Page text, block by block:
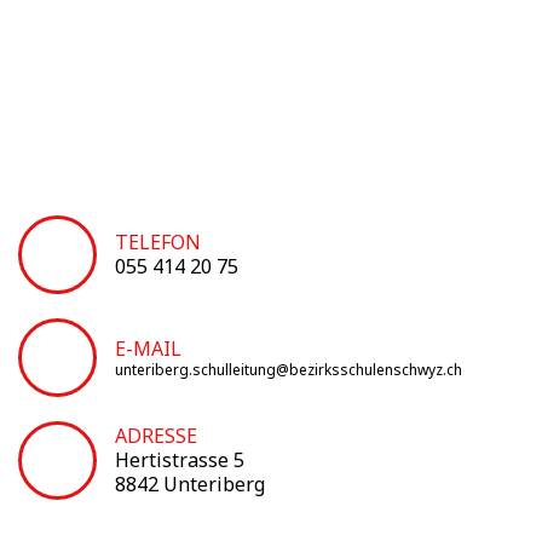
TELEFON
055 414 20 75
E-MAIL
unteriberg.schulleitung@bezirksschulenschwyz.ch
ADRESSE
Hertistrasse 5
8842 Unteriberg